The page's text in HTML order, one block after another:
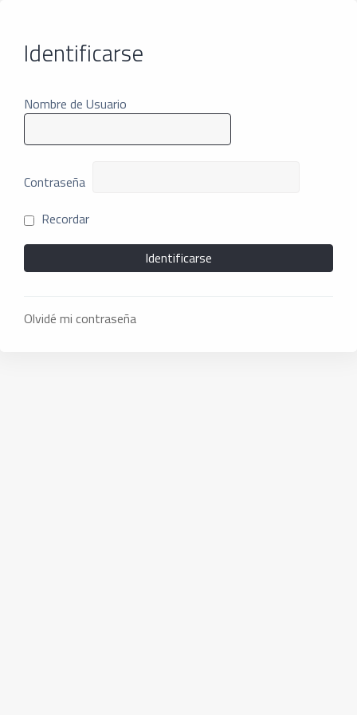
Identificarse
Nombre de Usuario
Contraseña
Recordar
Olvidé mi contraseña